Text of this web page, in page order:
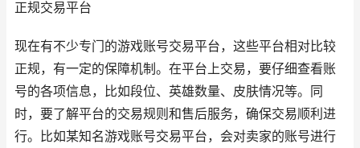
正规交易平台
现在有不少专门的游戏账号交易平台，这些平台相对比较
正规，有一定的保障机制。在平台上交易，要仔细查看账
号的各项信息，比如段位、英雄数量、皮肤情况等。同
时，要了解平台的交易规则和售后服务，确保交易顺利进
行。比如某知名游戏账号交易平台，会对卖家的账号进行